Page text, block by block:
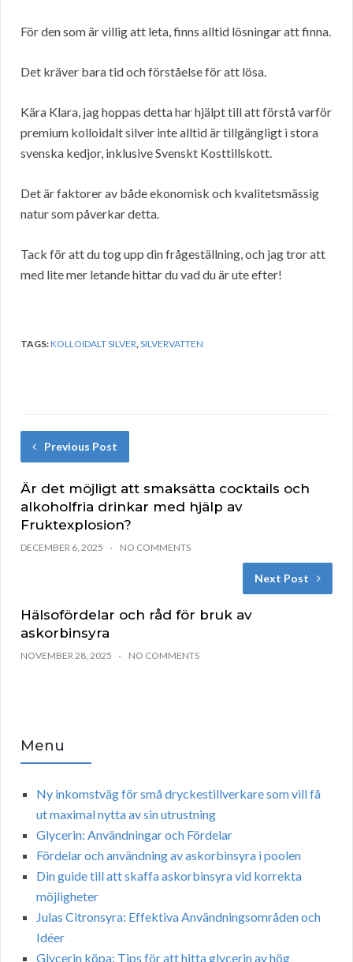
För den som är villig att leta, finns alltid lösningar att finna.
Det kräver bara tid och förståelse för att lösa.
Kära Klara, jag hoppas detta har hjälpt till att förstå varför
premium kolloidalt silver inte alltid är tillgängligt i stora
svenska kedjor, inklusive Svenskt Kosttillskott.
Det är faktorer av både ekonomisk och kvalitetsmässig
natur som påverkar detta.
Tack för att du tog upp din frågeställning, och jag tror att
med lite mer letande hittar du vad du är ute efter!
TAGS:KOLLOIDALT SILVER,SILVERVATTEN
Previous Post
Är det möjligt att smaksätta cocktails och
alkoholfria drinkar med hjälp av
Fruktexplosion?
DECEMBER 6, 2025 NO COMMENTS
Next Post
Hälsofördelar och råd för bruk av
askorbinsyra
NOVEMBER 28, 2025 NO COMMENTS
Menu
Ny inkomstväg för små dryckestillverkare som vill få
ut maximal nytta av sin utrustning
Glycerin: Användningar och Fördelar
Fördelar och användning av askorbinsyra i poolen
Din guide till att skaffa askorbinsyra vid korrekta
möjligheter
Julas Citronsyra: Effektiva Användningsområden och
Idéer
Glycerin köpa: Tips för att hitta glycerin av hög